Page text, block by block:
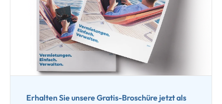
Erhalten Sie unsere Gratis-Broschüre jetzt als